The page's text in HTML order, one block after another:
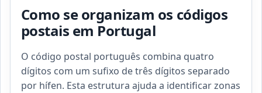
Como se organizam os códigos
postais em Portugal
O código postal português combina quatro
dígitos com um sufixo de três dígitos separado
por hífen. Esta estrutura ajuda a identificar zonas